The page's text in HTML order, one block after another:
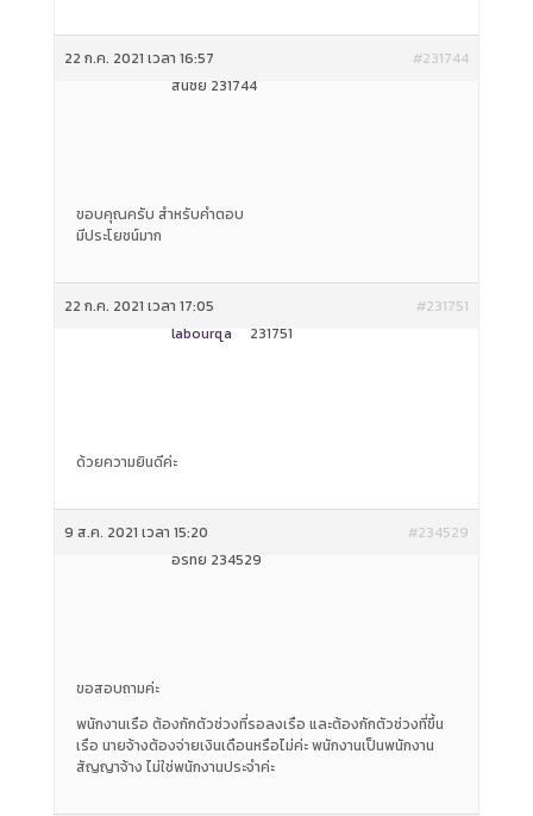
22 ก.ค. 2021 เวลา 16:57
#231744
สนชัย 231744
ขอบคุณครับ สำหรับคำตอบ
มีประโยชน์มาก
22 ก.ค. 2021 เวลา 17:05
#231751
labourqa
231751
ด้วยความยินดีค่ะ
9 ส.ค. 2021 เวลา 15:20
#234529
อรทัย 234529
ขอสอบถามค่ะ
พนักงานเรือ ต้องกักตัวช่วงที่รอลงเรือ และต้องกักตัวช่วงที่ขึ้น
เรือ นายจ้างต้องจ่ายเงินเดือนหรือไม่ค่ะ พนักงานเป็นพนักงาน
สัญญาจ้าง ไม่ใช่พนักงานประจำค่ะ